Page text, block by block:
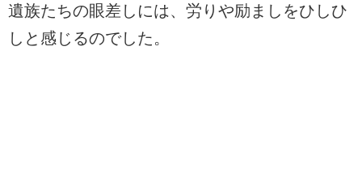
遺族たちの眼差しには、労りや励ましをひしひ
しと感じるのでした。